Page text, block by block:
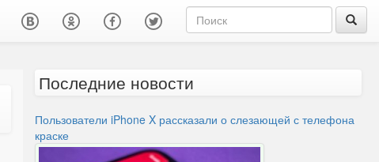
Последние новости
Пользователи iPhone X рассказали о слезающей с телефона
краске